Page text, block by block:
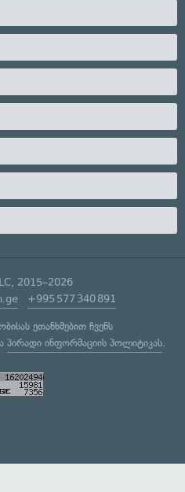
2015–2026
+995 577 340 891
ეთანხმებით ჩვენს
პირადი ინფორმაციის პოლიტიკას.